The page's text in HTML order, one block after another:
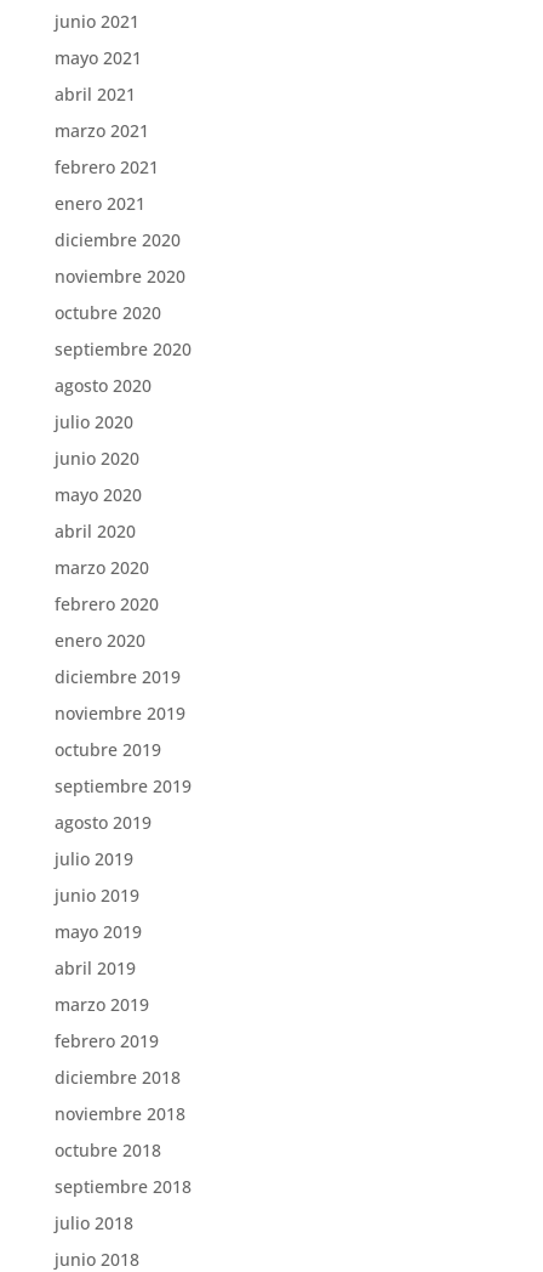
junio 2021
mayo 2021
abril 2021
marzo 2021
febrero 2021
enero 2021
diciembre 2020
noviembre 2020
octubre 2020
septiembre 2020
agosto 2020
julio 2020
junio 2020
mayo 2020
abril 2020
marzo 2020
febrero 2020
enero 2020
diciembre 2019
noviembre 2019
octubre 2019
septiembre 2019
agosto 2019
julio 2019
junio 2019
mayo 2019
abril 2019
marzo 2019
febrero 2019
diciembre 2018
noviembre 2018
octubre 2018
septiembre 2018
julio 2018
junio 2018